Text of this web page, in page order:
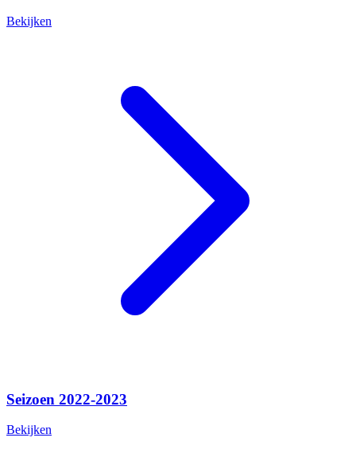
Bekijken
Seizoen 2022-2023
Bekijken